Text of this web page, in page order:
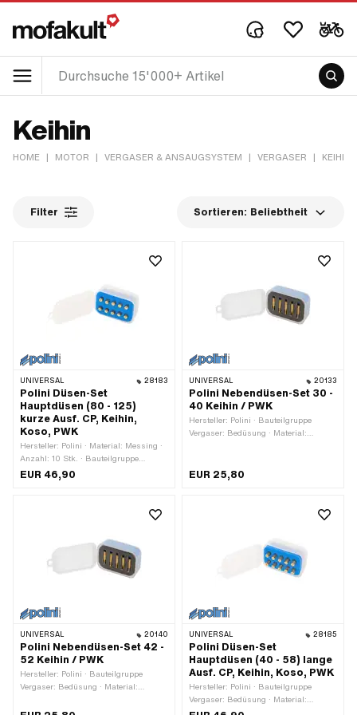
Keihin
HOME | MOTOR | VERGASER & ANSAUGSYSTEM | VERGASER | KEIHIN
Filter Sortieren: Beliebtheit
UNIVERSAL 28183
Polini Düsen-Set
Hauptdüsen (80 - 125)
kurze Ausf. CP, Keihin,
Koso, PWK
Hersteller: Polini · Material: Messing ·
Anzahl: 10 Stk. · Bauteilgruppe
Vergaser: Bedüsung · Vergasertyp: CP
Hauptdüse · Gesamtlänge: 11.5 mm ·
(Standardgewinde) · Düsengrösse: 80
· Düsengrösse: 85 · Düsengrösse: 90 ·
Düsengrösse: 95 · Düsengrösse: 100 ·
120 · Düsengrösse: 125
EUR 46,90
UNIVERSAL 20133
Polini Nebendüsen-Set 30 -
40 Keihin / PWK
Hersteller: Polini · Bauteilgruppe
Vergaser: Bedüsung · Material:
PWK · Düsenart: Nebendüse ·
Düsengrösse: 40 · Antrieb: Schlitz
EUR 25,80
UNIVERSAL 20140
Polini Nebendüsen-Set 42 -
52 Keihin / PWK
Hersteller: Polini · Bauteilgruppe
Vergaser: Bedüsung · Material:
Vergasertyp: Keihin · Vergasertyp:
UNIVERSAL 28185
Polini Düsen-Set
Hauptdüsen (40 - 58) lange
Ausf. CP, Keihin, Koso, PWK
Hersteller: Polini · Bauteilgruppe
Vergaser: Bedüsung · Material:
Messing · Anzahl: 10 Stk. ·